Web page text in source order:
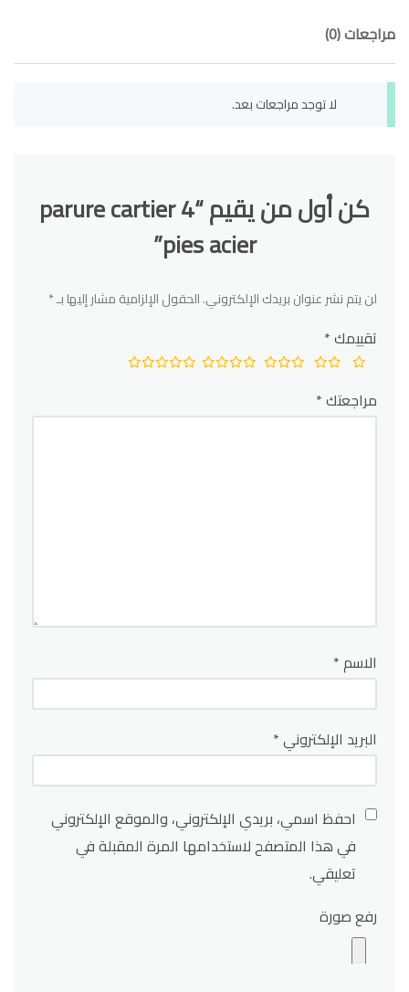
مراجعات (0)
لا توجد مراجعات بعد.
كن أول من يقيم “parure cartier 4
pies acier”
لن يتم نشر عنوان بريدك الإلكتروني.الحقول الإلزامية مشار إليها بـ*
تقييمك*
مراجعتك*
الاسم*
البريد الإلكتروني*
احفظ اسمي، بريدي الإلكتروني، والموقع الإلكتروني
في هذا المتصفح لاستخدامها المرة المقبلة في
تعليقي.
رفع صورة